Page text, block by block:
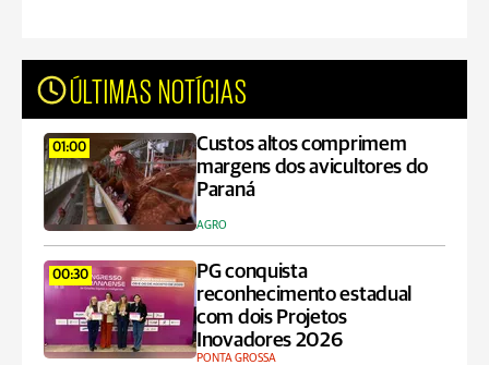
ÚLTIMAS NOTÍCIAS
01:00
Custos altos comprimem
margens dos avicultores do
Paraná
AGRO
00:30
PG conquista
reconhecimento estadual
com dois Projetos
Inovadores 2026
PONTA GROSSA